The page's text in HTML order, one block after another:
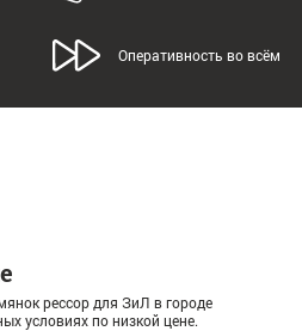
Оперативность во всём
рессор для ЗиЛ в городе
условиях по низкой цене.